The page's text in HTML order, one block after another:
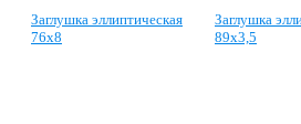
Заглушка эллиптическая
76х8
Заглушка
89х3,5